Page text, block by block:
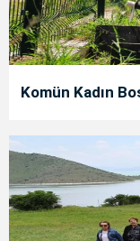
Komün Kadın